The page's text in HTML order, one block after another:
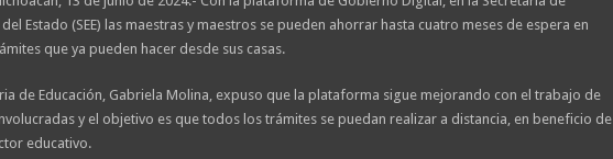
Estado (SEE) las maestras y maestros se pueden ahorrar hasta cuatro meses de espera en
que ya pueden hacer desde sus casas.
de Educación, Gabriela Molina, expuso que la plataforma sigue mejorando con el trabajo de
y el objetivo es que todos los trámites se puedan realizar a distancia, en beneficio de
educativo.